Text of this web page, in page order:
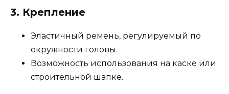
3. Крепление
Эластичный ремень, регулируемый по
окружности головы.
Возможность использования на каске или
строительной шапке.